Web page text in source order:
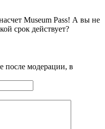
Museum Pass! А вы не
срок действует?
после модерации, в